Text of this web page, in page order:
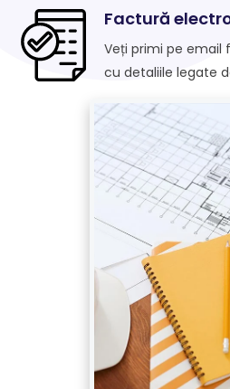
Factură
Veți primi pe
cu detaliile legate